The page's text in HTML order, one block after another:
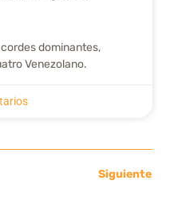
dominantes,
Venezolano.
Siguiente